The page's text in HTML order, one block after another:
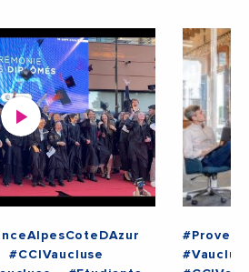
#CCIVaucluse